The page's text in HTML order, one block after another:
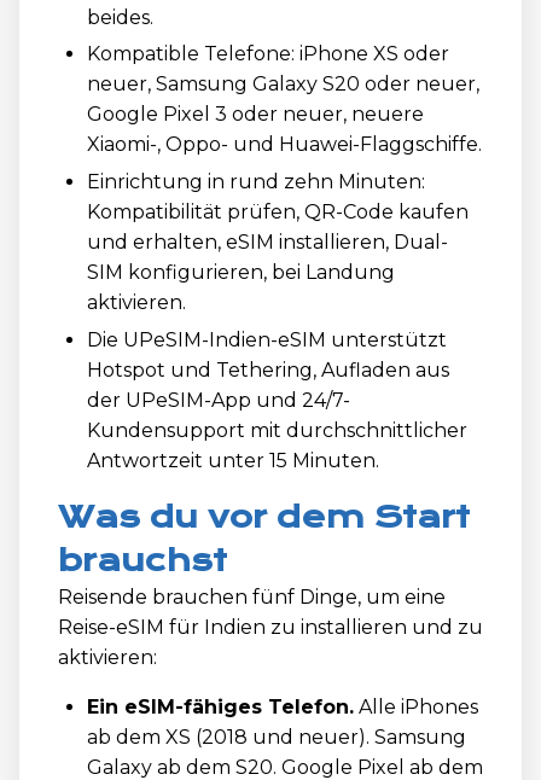
beides.
Kompatible Telefone: iPhone XS oder
neuer, Samsung Galaxy S20 oder neuer,
Google Pixel 3 oder neuer, neuere
Xiaomi-, Oppo- und Huawei-Flaggschiffe.
Einrichtung in rund zehn Minuten:
Kompatibilität prüfen, QR-Code kaufen
und erhalten, eSIM installieren, Dual-
SIM konfigurieren, bei Landung
aktivieren.
Die UPeSIM-Indien-eSIM unterstützt
Hotspot und Tethering, Aufladen aus
der UPeSIM-App und 24/7-
Kundensupport mit durchschnittlicher
Antwortzeit unter 15 Minuten.
Was du vor dem Start
brauchst
Reisende brauchen fünf Dinge, um eine
Reise-eSIM für Indien zu installieren und zu
aktivieren:
Ein eSIM-fähiges Telefon. Alle iPhones
ab dem XS (2018 und neuer). Samsung
Galaxy ab dem S20. Google Pixel ab dem